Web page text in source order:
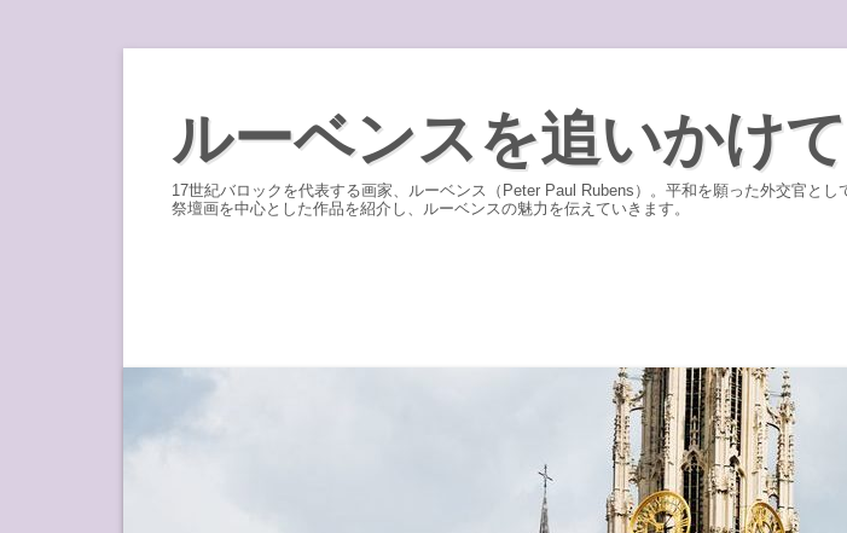
プ
ルーベンスを追いかけて
17世紀バロックを代表する画家、ルーベンス（Peter Paul Rubens）。平和を願った外交官と
祭壇画を中心とした作品を紹介し、ルーベンスの魅力を伝えていきます。